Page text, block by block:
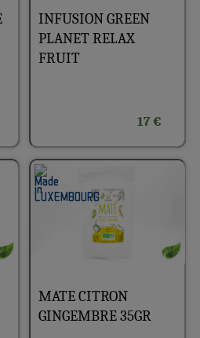
INFUSION GREEN
PLANET RELAX
FRUIT
17 €
MATE CITRON
GINGEMBRE 35GR